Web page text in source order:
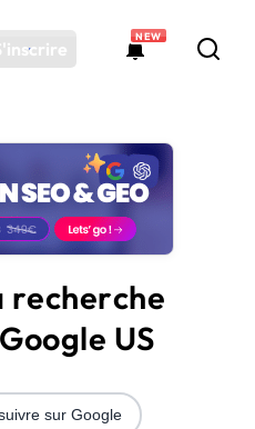
NEW
recherche
US
sur Google